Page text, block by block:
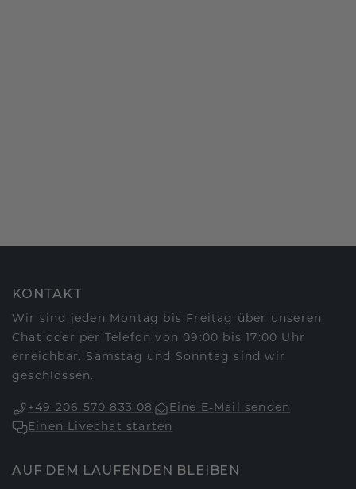
KONTAKT
Wir sind jeden Montag bis Freitag über unseren
Chat oder per Telefon von 09:00 bis 17:00 Uhr
erreichbar. Samstag und Sonntag sind wir
geschlossen.
+49 206 570 833 08
Eine E-Mail senden
Einen Livechat starten
AUF DEM LAUFENDEN BLEIBEN